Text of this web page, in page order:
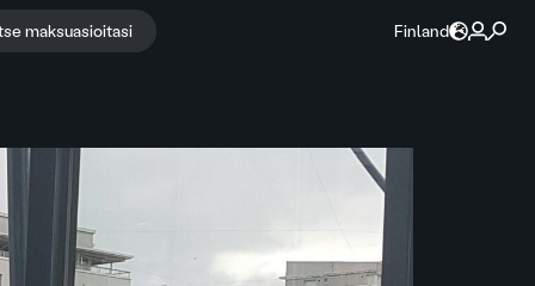
maksuasioitasi Finland